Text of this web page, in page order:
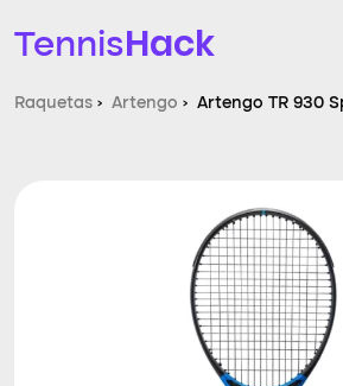
TennisHack
Raquetas de tenis
Zapatillas
Comparador
Consultorio
Raquetas › Artengo › Artengo TR 930